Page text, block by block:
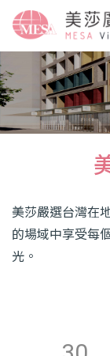
美莎嚴選台灣在
的場域中享受每
光。